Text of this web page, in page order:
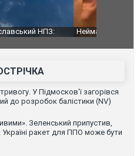
після перемоги
Мудрик
У Підмосков'ї загорівся
до розробок балістики (NV)
Зеленський припустив,
ракет для ППО може бути